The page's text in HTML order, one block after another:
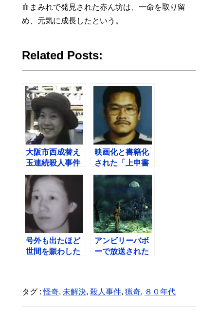
血まみれで発見された赤ん坊は、一命を取り留
め、元気に成長したという。
Related Posts:
大阪市西成替え
玉連続殺人事件
映画化と書籍化
された「上申書
殺人事件」
号外も出たほど
世間を賑わした
アンビリーバボ
ーで放送された
タグ :怪奇, 未解決, 殺人事件, 猟奇, ８０年代